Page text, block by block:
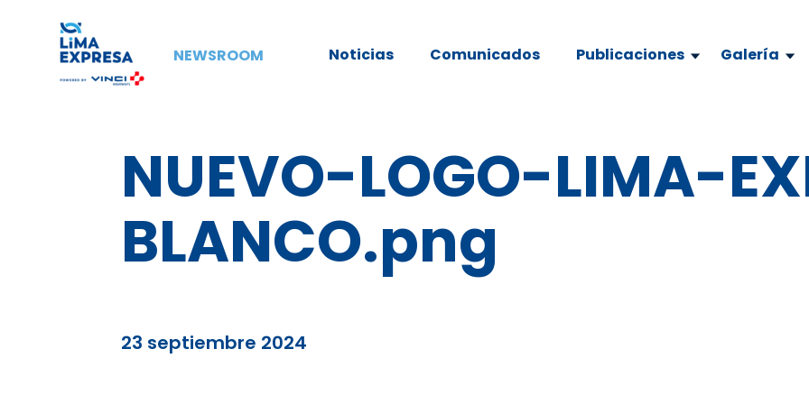
NEWSROOM Noticias Comunicados Publicaciones Galería
NUEVO-LOGO-LIMA-
BLANCO.png
23 septiembre 2024